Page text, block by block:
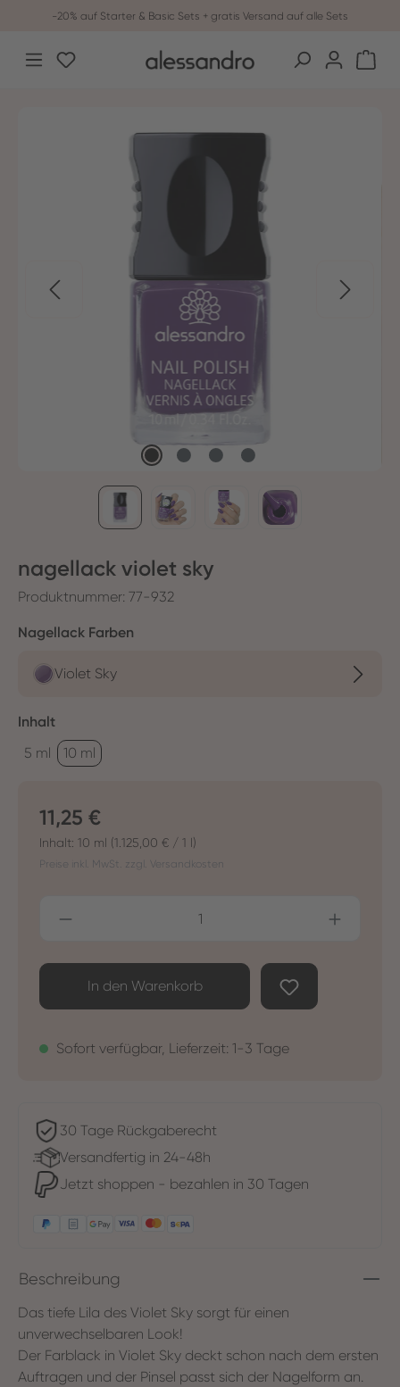
Zum Hauptinhalt springen
-20% auf Starter & Basic Sets + gratis Versand auf alle Sets
Du hast 0 Produkte auf dem Merkzettel
nagellack violet sky
Produktnummer: 77-932
Nagellack Farben
Violet Sky
Inhaltauswählen
5 ml
10 ml
Regulärer Preis:
11,25 €
Inhalt: 10 ml (1.125,00 € / 1 l)
Preise inkl. MwSt. zzgl. Versandkosten
Produkt Anzahl: Gib den gewünschten
In den Warenkorb
Sofort verfügbar, Lieferzeit: 1-3 Tage
30 Tage Rückgaberecht
Versandfertig in 24-48h
Jetzt shoppen - bezahlen in 30 Tagen
Beschreibung
Das tiefe Lila des Violet Sky sorgt für einen
unverwechselbaren Look!
Der Farblack in Violet Sky deckt schon nach dem ersten
Auftragen und der Pinsel passt sich der Nagelform an.